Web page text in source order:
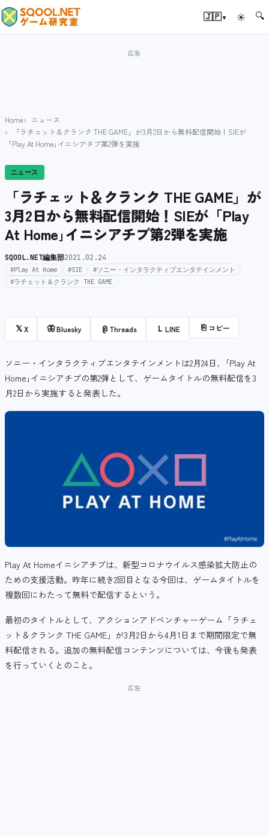
🇯🇵▾ ☀ 🔍
Home
ニュース
「ラチェット＆クランク THE GAME」が3月2日から無料配信開始！SIEが
「Play At Home｣イニシアチブ第2弾を実施
ニュース
「ラチェット＆クランク THE GAME」が
3月2日から無料配信開始！SIEが「Play
At Home｣イニシアチブ第2弾を実施
SQOOL.NET編集部2021.02.24
#Play At Home #SIE
#ソニー・インタラクティブエンタテインメント
#ラチェット＆クランク THE GAME
𝕏X 🦋Bluesky @ Threads L LINE ⎘ コピー
ソニー・インタラクティブエンタテインメントは2月24日、｢Play At
Home｣イニシアチブの第2弾として、ゲームタイトルの無料配信を3
月2日から実施すると発表した。
Play At Homeイニシアチブは、新型コロナウイルス感染拡大防止の
ための支援活動。昨年に続き2回目となる今回は、ゲームタイトルを
複数回にわたって無料で配信するという。
最初のタイトルとして、アクションアドベンチャーゲーム「ラチェ
ット＆クランク THE GAME」が3月2日から4月1日まで期間限定で無
料配信される。追加の無料配信コンテンツについては、今後も発表
を行っていくとのこと。